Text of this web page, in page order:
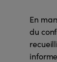
En
du